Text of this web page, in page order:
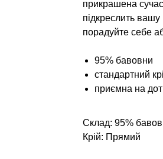
прикрашена
підкреслить вашу
порадуйте себе
95% бавовни
стандартний
приємна на
Склад: 95%
Крій: Прямий